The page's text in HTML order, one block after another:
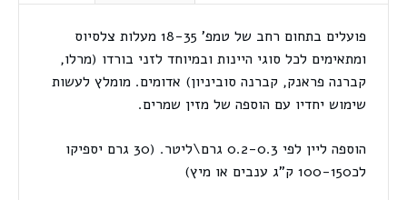
פועלים בתחום רחב של טמפ' 18-35 מעלות צלסיוס
ומתאימים לכל סוגי היינות ובמיוחד לזני בורדו (מרלו,
קברנה פראנק, קברנה סוביניון) אדומים. מומלץ לעשות
שימוש יחדיו עם הוספה של מזין שמרים.
הוספה ליין לפי 0.2-0.3 גרם\ליטר. (30 גרם יספיקו
לכ100-150 ק"ג ענבים או מיץ)